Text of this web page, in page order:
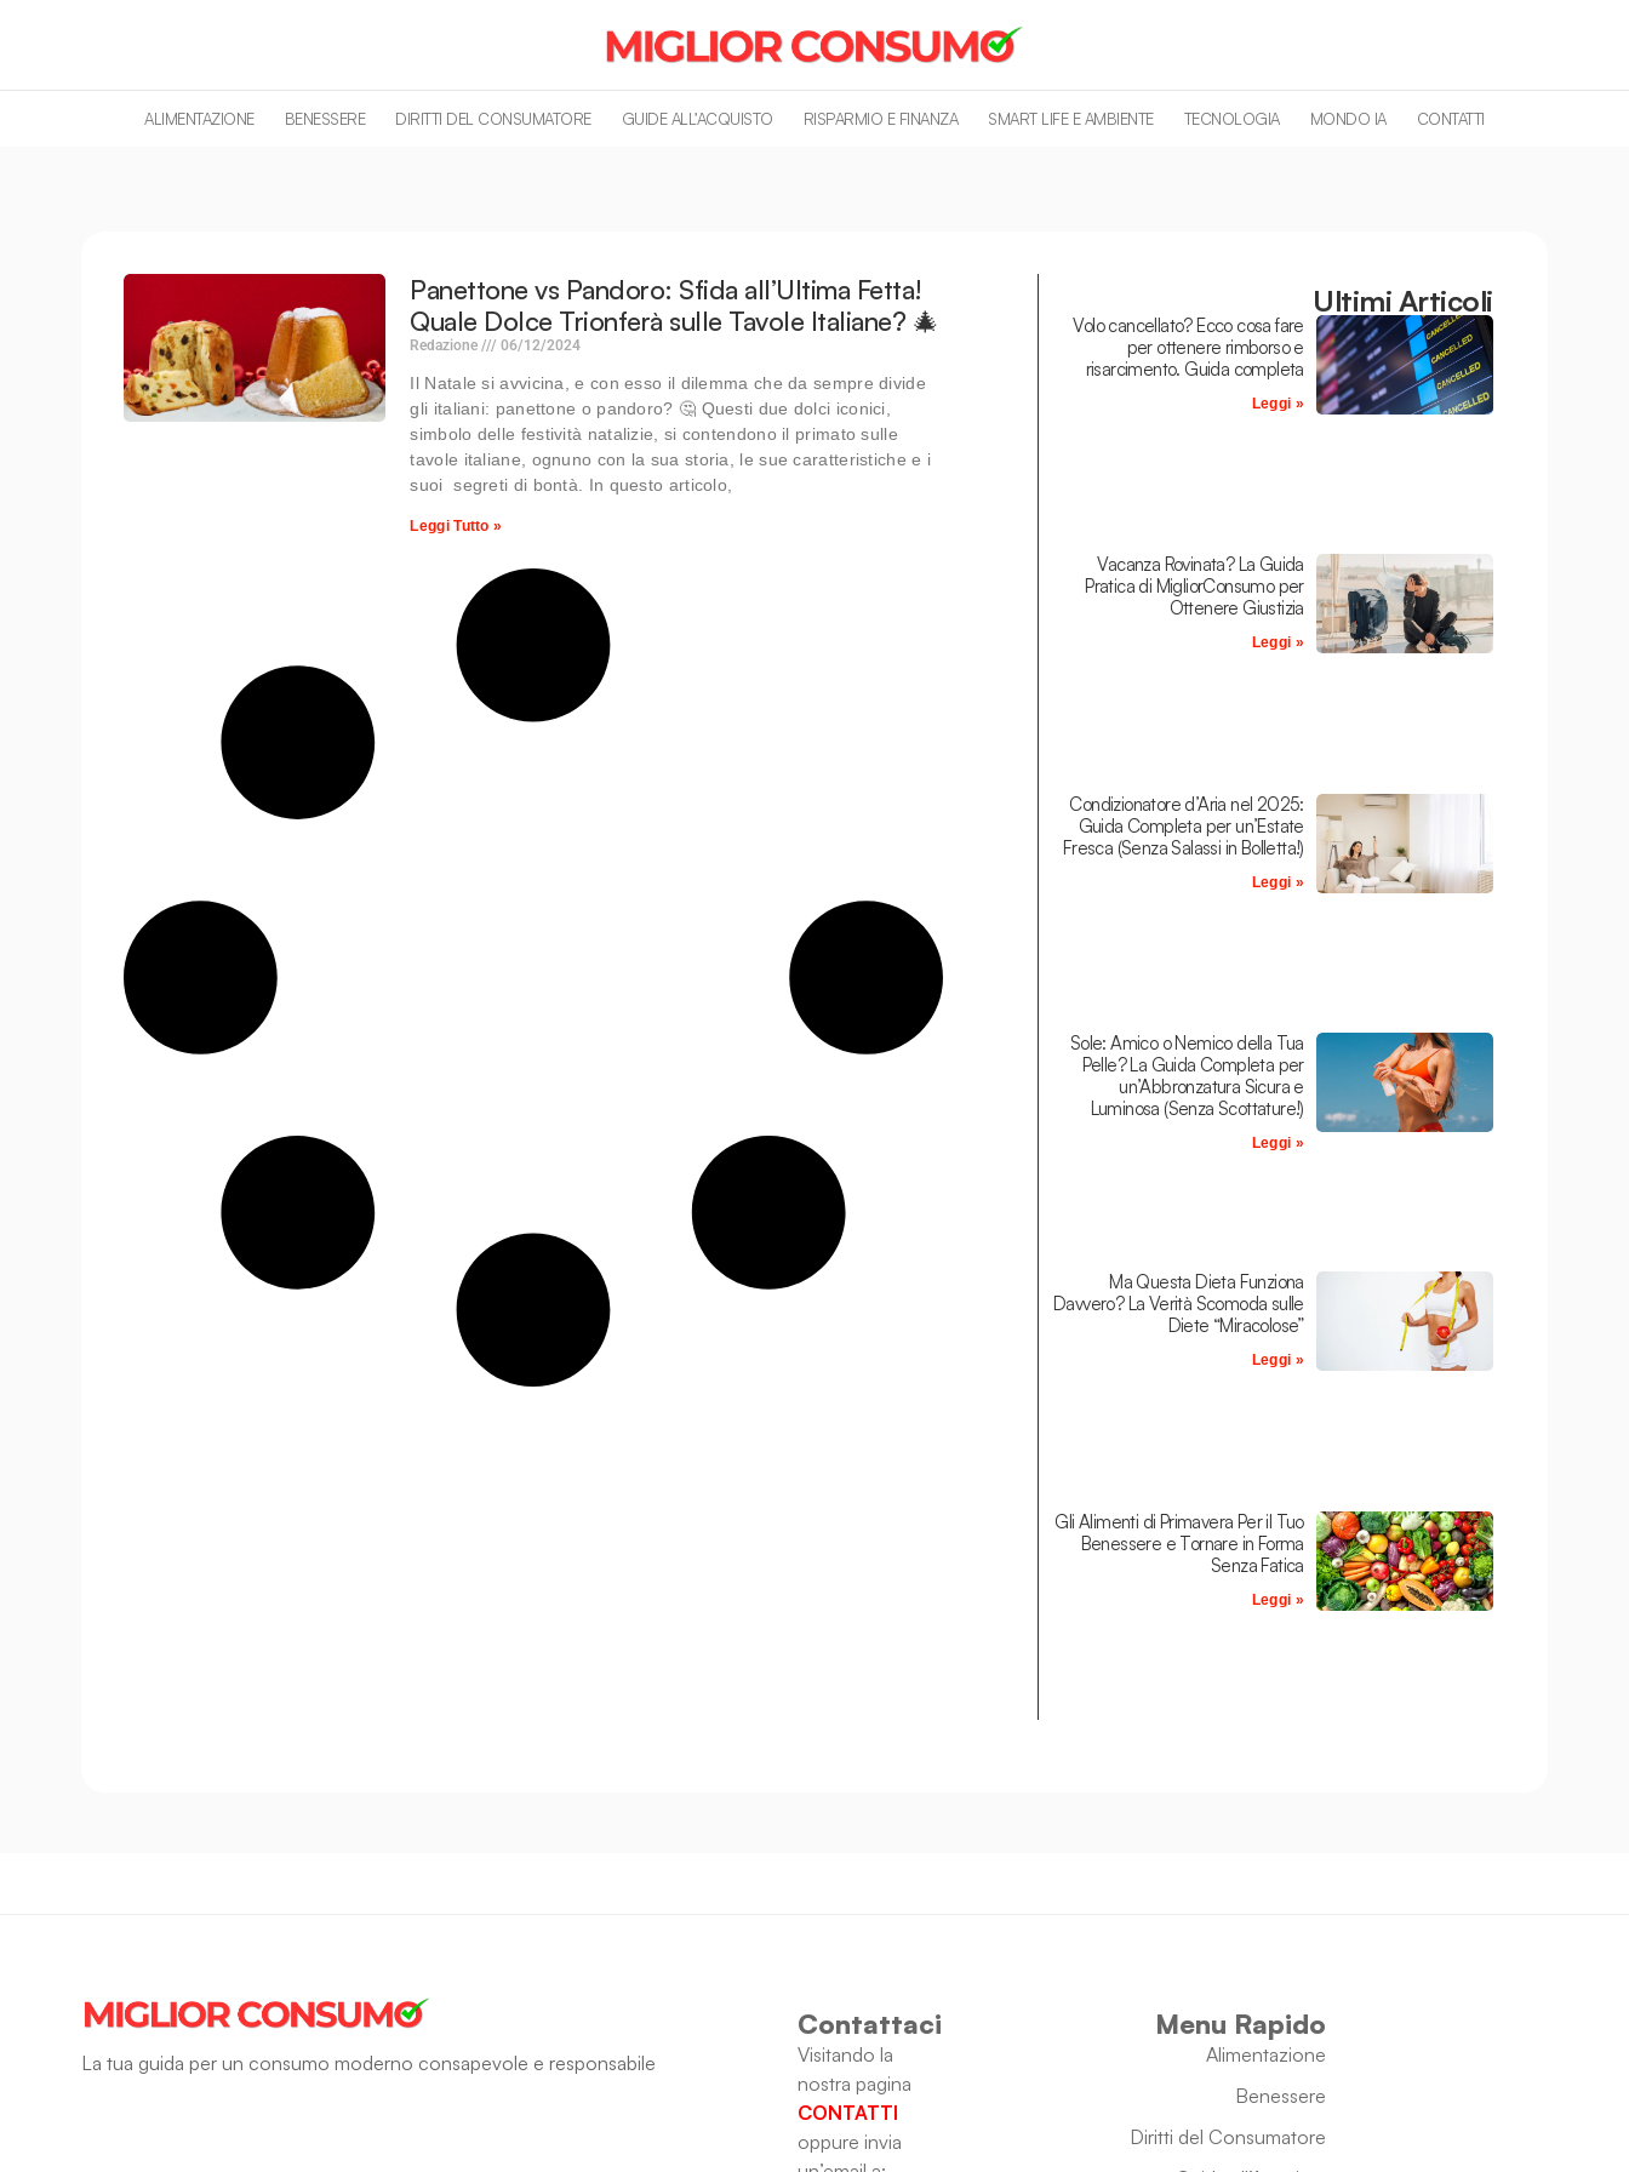
ALIMENTAZIONE BENESSERE DIRITTI DEL CONSUMATORE GUIDE ALL’ACQUISTO RISPARMIO E FINANZA SMART LIFE E AMBIENTE TECNOLOGIA MONDO IA CONTATTI
Panettone vs Pandoro: Sfida all’Ultima Fetta!
Quale Dolce Trionferà sulle Tavole Italiane? 🎄
Redazione 06/12/2024
Il Natale si avvicina, e con esso il dilemma che da sempre divide
gli italiani: panettone o pandoro? 🤔 Questi due dolci iconici,
simbolo delle festività natalizie, si contendono il primato sulle
tavole italiane, ognuno con la sua storia, le sue caratteristiche e i
suoi segreti di bontà. In questo articolo,
Leggi Tutto »
Ultimi Articoli
Volo cancellato? Ecco cosa fare
per ottenere rimborso e
risarcimento. Guida completa
Leggi »
Vacanza Rovinata? La Guida
Pratica di MigliorConsumo per
Ottenere Giustizia
Leggi »
Condizionatore d’Aria nel 2025:
Guida Completa per un’Estate
Fresca (Senza Salassi in Bolletta!)
Leggi »
Sole: Amico o Nemico della Tua
Pelle? La Guida Completa per
un’Abbronzatura Sicura e
Luminosa (Senza Scottature!)
Leggi »
Ma Questa Dieta Funziona
Davvero? La Verità Scomoda sulle
Diete “Miracolose”
Leggi »
Gli Alimenti di Primavera Per il Tuo
Benessere e Tornare in Forma
Senza Fatica
Leggi »
La tua guida per un consumo moderno consapevole e responsabile
Menu Rapido
Alimentazione
Benessere
Diritti del Consumatore
Contattaci
Visitando la
nostra pagina
CONTATTI
oppure invia